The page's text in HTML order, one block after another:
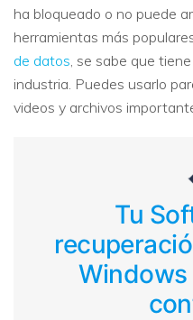
ha bloqueado o no puede
herramientas más
de datos , se sabe que
industria. Puedes usarlo
videos y archivos
Tu
Windows